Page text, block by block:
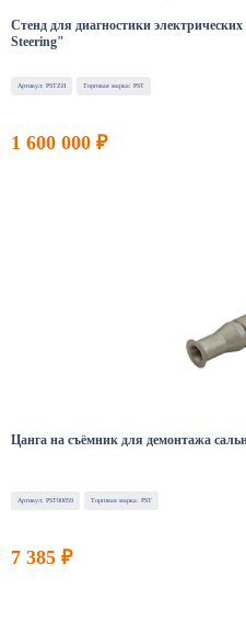
Стенд для диагностики
Steering"
Артикул: PSTZH Торговая марка: PST
1 600 000 ₽
Цанга на съёмник для демонтажа
Артикул: PST00059 Торговая марка: PST
7 385 ₽